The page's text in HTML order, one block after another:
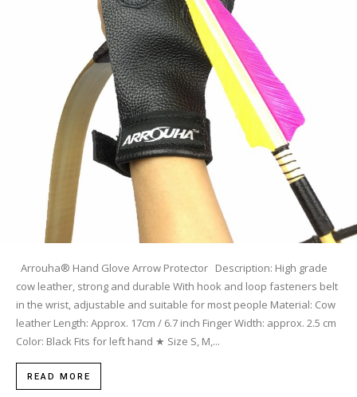
Arrouha® Hand Glove Arrow Protector Description: High grade
cow leather, strong and durable With hook and loop fasteners belt
in the wrist, adjustable and suitable for most people Material: Cow
leather Length: Approx. 17cm / 6.7 inch Finger Width: approx. 2.5 cm
Color: Black Fits for left hand ★ Size S, M,...
READ MORE